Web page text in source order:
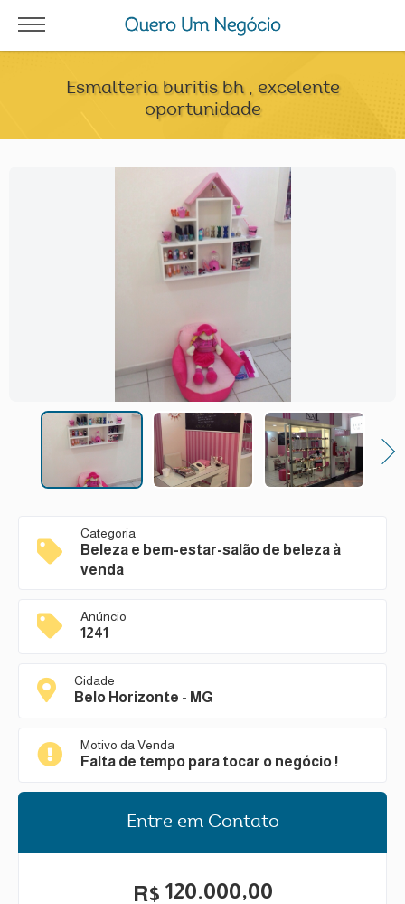
Esmalteria buritis bh , excelente
oportunidade
Next
Categoria
Beleza e bem-estar-salão de beleza à
venda
Anúncio
1241
Cidade
Belo Horizonte - MG
Motivo da Venda
Falta de tempo para tocar o negócio !
Entre em Contato
R$ 120.000,00